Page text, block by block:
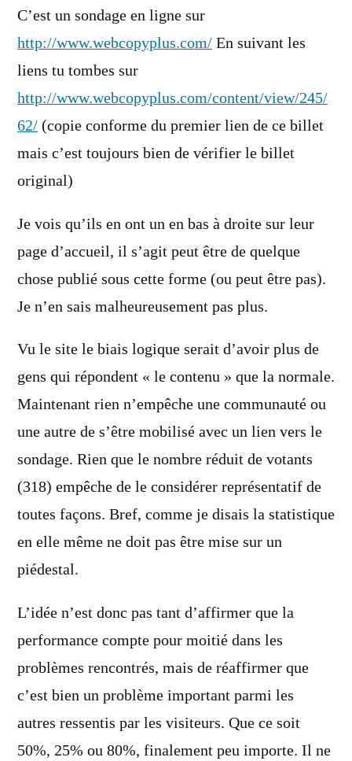
C’est un sondage en ligne sur
http://www.webcopyplus.com/ En suivant les
liens tu tombes sur
http://www.webcopyplus.com/content/view/245/
62/ (copie conforme du premier lien de ce billet
mais c’est toujours bien de vérifier le billet
original)
Je vois qu’ils en ont un en bas à droite sur leur
page d’accueil, il s’agit peut être de quelque
chose publié sous cette forme (ou peut être pas).
Je n’en sais malheureusement pas plus.
Vu le site le biais logique serait d’avoir plus de
gens qui répondent « le contenu » que la normale.
Maintenant rien n’empêche une communauté ou
une autre de s’être mobilisé avec un lien vers le
sondage. Rien que le nombre réduit de votants
(318) empêche de le considérer représentatif de
toutes façons. Bref, comme je disais la statistique
en elle même ne doit pas être mise sur un
piédestal.
L’idée n’est donc pas tant d’affirmer que la
performance compte pour moitié dans les
problèmes rencontrés, mais de réaffirmer que
c’est bien un problème important parmi les
autres ressentis par les visiteurs. Que ce soit
50%, 25% ou 80%, finalement peu importe. Il ne